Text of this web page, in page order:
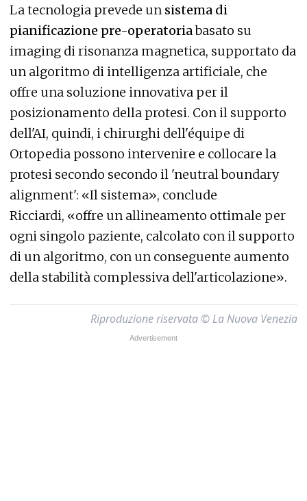
La tecnologia prevede un sistema di
pianificazione pre-operatoriabasato su
imaging di risonanza magnetica, supportato da
un algoritmo di intelligenza artificiale, che
offre una soluzione innovativa per il
posizionamento della protesi. Con il supporto
dell'AI, quindi, i chirurghi dell'équipe di
Ortopedia possono intervenire e collocare la
protesi secondo secondo il 'neutral boundary
alignment': «Il sistema», conclude
Ricciardi, «offre un allineamento ottimale per
ogni singolo paziente, calcolato con il supporto
di un algoritmo, con un conseguente aumento
della stabilità complessiva dell'articolazione».
Riproduzione riservata © La Nuova Venezia